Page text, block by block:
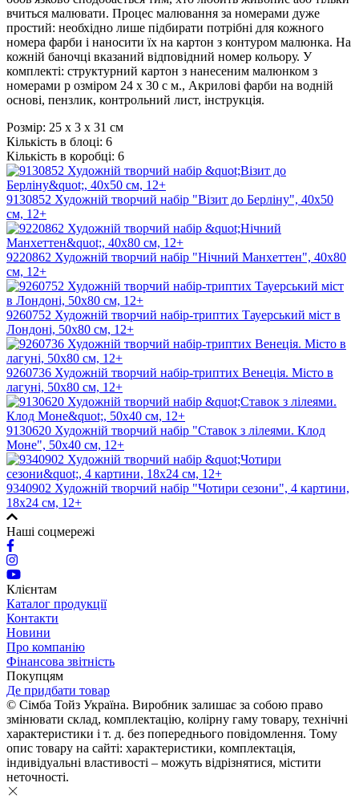
вчиться малювати. Процес малювання за номерами дуже
простий: необхідно лише підбирати потрібні для кожного
номера фарби і наносити їх на картон з контуром малюнка. На
кожній баночці вказаний відповідний номер кольору. У
комплекті: структурний картон з нанесеним малюнком з
номерами р озміром 24 х 30 с м., Акрилові фарби на водній
основі, пензлик, контрольний лист, інструкція.
Розмір: 25 х 3 х 31 см
Кількість в блоці: 6
Кількість в коробці: 6
9130852 Художній творчий набір "Візит до Берліну", 40х50
см, 12+
9220862 Художній творчий набір "Нічний Манхеттен", 40х80
см, 12+
9260752 Художній творчий набір-триптих Тауерський міст в
Лондоні, 50х80 см, 12+
9260736 Художній творчий набір-триптих Венеція. Місто в
лагуні, 50х80 см, 12+
9130620 Художній творчий набір "Ставок з лілеями. Клод
Моне", 50х40 см, 12+
9340902 Художнiй творчий набiр "Чотири сезони", 4 картини,
18х24 см, 12+
Наші соцмережі
Клієнтам
Каталог продукції
Контакти
Новини
Про компанію
Фінансова звітність
Покупцям
Де придбати товар
© Сімба Тойз Україна. Виробник залишає за собою право
змінювати склад, комплектацію, колірну гаму товару, технічні
характеристики і т. д. без попереднього повідомлення. Тому
опис товару на сайті: характеристики, комплектація,
індивідуальні властивості – можуть відрізнятися, містити
неточності.